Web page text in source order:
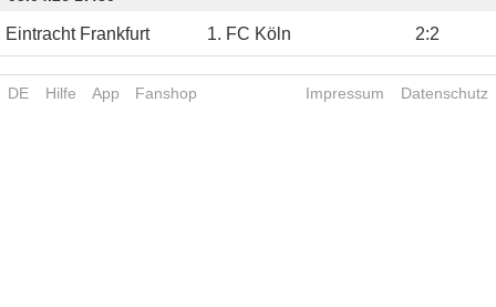
Eintracht Frankfurt 1. FC Köln 2:2
DE Hilfe App Fanshop Impressum Datenschutz